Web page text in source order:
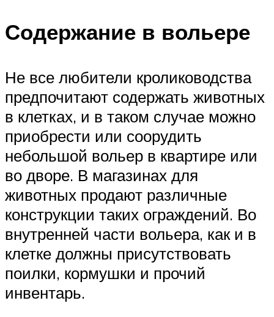
Содержание в вольере
Не все любители кролиководства
предпочитают содержать животных
в клетках, и в таком случае можно
приобрести или соорудить
небольшой вольер в квартире или
во дворе. В магазинах для
животных продают различные
конструкции таких ограждений. Во
внутренней части вольера, как и в
клетке должны присутствовать
поилки, кормушки и прочий
инвентарь.